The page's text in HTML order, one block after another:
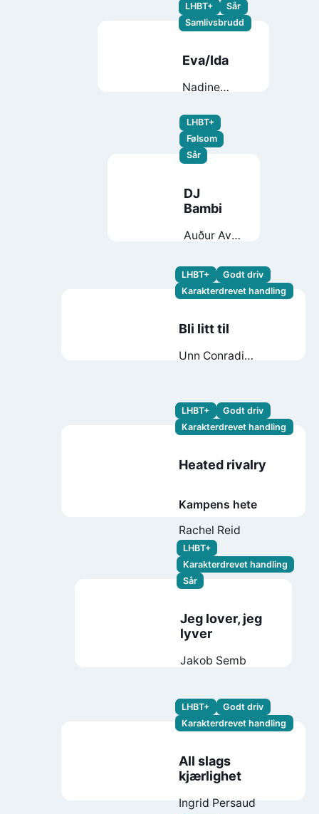
LHBT+
Sår
Samlivsbrudd
Eva/Ida
Nadine
LHBT+
Følsom
Sår
DJ
Bambi
Auður Ava
LHBT+
Godt driv
Karakterdrevet handling
Bli litt til
Unn Conradi
LHBT+
Godt driv
Karakterdrevet handling
Heated rivalry
Kampens hete
Rachel Reid
LHBT+
Karakterdrevet handling
Sår
Jeg lover, jeg
lyver
Jakob Semb
LHBT+
Godt driv
Karakterdrevet handling
All slags
kjærlighet
Ingrid Persaud